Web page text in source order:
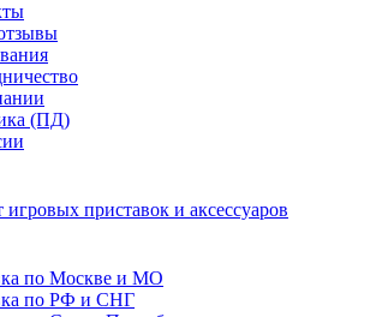
(ПД)
игровых приставок и аксессуаров
по Москве и МО
по РФ и СНГ